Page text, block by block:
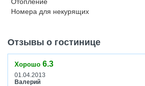
Номера для некурящих
Отзывы о гостинице
Хорошо 6.3
01.04.2013
Валерий